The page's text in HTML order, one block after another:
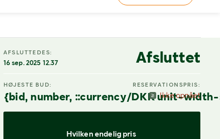
AFSLUTTEDES:
16 sep. 2025 12.37 Afsluttet
HØJESTE BUD:
{bid, number, ::currency/DKK unit-
RESERVATIONSPRIS:
Ikke opnået
Hvilken endelig pris